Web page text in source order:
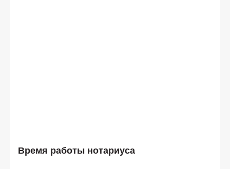
Время работы нотариуса